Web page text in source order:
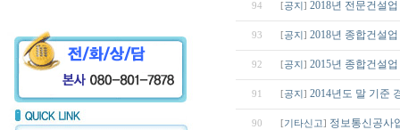
94 [공지 ] 2018년 전문건설
93 [공지 ] 2018년 종합건설
92 [공지 ] 2015년 종합건설
91 [공지 ] 2014년도 말 기준
90 [기타신고] 정보통신공사